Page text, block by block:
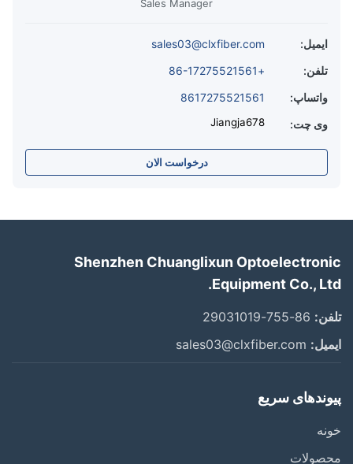
Sales Manager
ایمیل:
sales03@clxfiber.com
واتساپ:
8617275521561
وی چت:
Jiangja678
درخواست الان
Shenzhen Chuanglixun
Equipment Co.,
86-755-29031019
sales03@clxfiber.com
سریع